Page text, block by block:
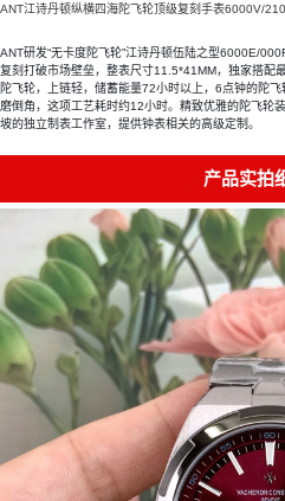
ANT江诗丹顿纵横四海陀飞轮顶级复刻手表6000V/
ANT研发“无卡度陀飞轮”江诗丹顿伍陆之型6000E/
复刻打破市场壁垒，整表尺寸11.5*41MM，独家搭配
陀飞轮，上链轻，储蓄能量72小时以上，6点钟的陀
磨倒角，这项工艺耗时约12小时。精致优雅的陀飞轮
坡的独立制表工作室，提供钟表相关的高级定制。
产品实拍